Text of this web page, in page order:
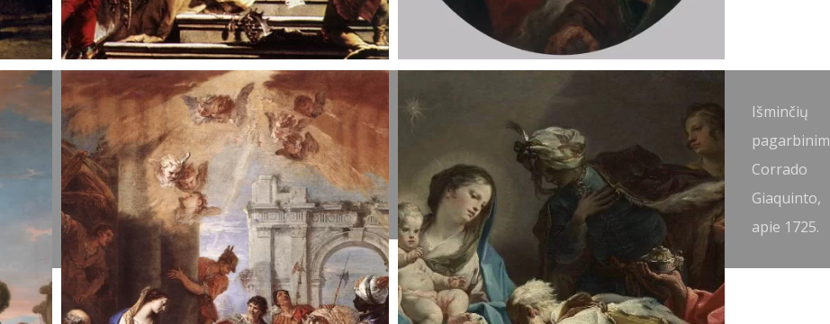
Išminčių
pagarbinimas.
Giuseppe
Peroni, apie
1734.
Išminčių
Sebastiano
Ricci, 1726-30.
Išminčių
Corrado
Giaquinto,
apie 1725.